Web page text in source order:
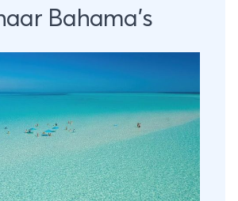
Bahama's